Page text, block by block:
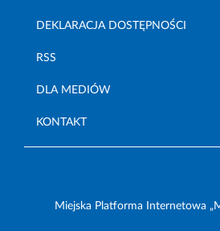
DEKLARACJA DOSTĘPNOŚCI
RSS
DLA MEDIÓW
KONTAKT
Miejska Platforma Internetowa